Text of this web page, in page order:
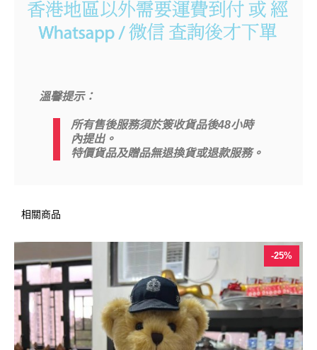
溫馨提示：
所有售後服務須於簽收貨品後48小時
內提出。
特價貨品及贈品無退換貨或退款服務。
相關商品
-25%